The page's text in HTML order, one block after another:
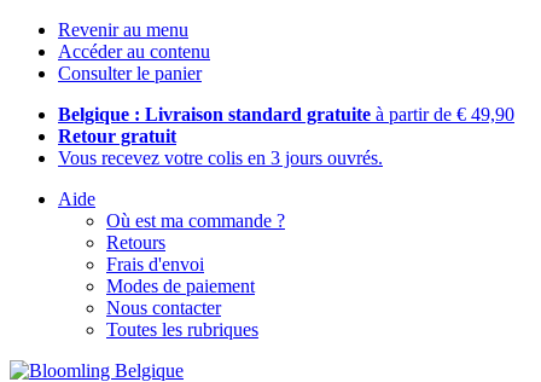
Revenir au menu
Accéder au contenu
Consulter le panier
Belgique : Livraison standard gratuite à partir de € 49,90
Retour gratuit
Vous recevez votre colis en 3 jours ouvrés.
Aide
Où est ma commande ?
Retours
Frais d'envoi
Modes de paiement
Nous contacter
Toutes les rubriques